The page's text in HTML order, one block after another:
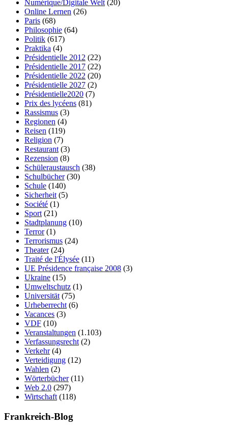
Numérique/Digitale Welt (20)
Online Lernen (26)
Paris (68)
Philosophie (64)
Politik (617)
Praktika (4)
Présidentielle 2012 (22)
Présidentielle 2017 (22)
Présidentielle 2022 (20)
Présidentielle 2027 (2)
Présidentielle2020 (7)
Prix des lycéens (81)
Rassismus (3)
Regionen (4)
Reisen (119)
Religion (7)
Restaurant (3)
Rezension (8)
Schüleraustausch (38)
Schulbücher(30)
Schule (140)
Sicherheit (5)
Société (1)
Sport (21)
Stadtplanung (10)
Terror(1)
Terrorismus (24)
Theater(24)
Traité de l'Élysée (11)
UE Présidence française 2008 (3)
Ukraine (15)
Umweltschutz (1)
Universität (75)
Urheberrecht (6)
Vacances (3)
VDF (10)
Veranstaltungen (1.103)
Verfassungsrecht (2)
Verkehr(4)
Verteidigung (12)
Wahlen (2)
Wörterbücher(11)
Web 2.0 (297)
Wirtschaft (118)
Frankreich-Blog